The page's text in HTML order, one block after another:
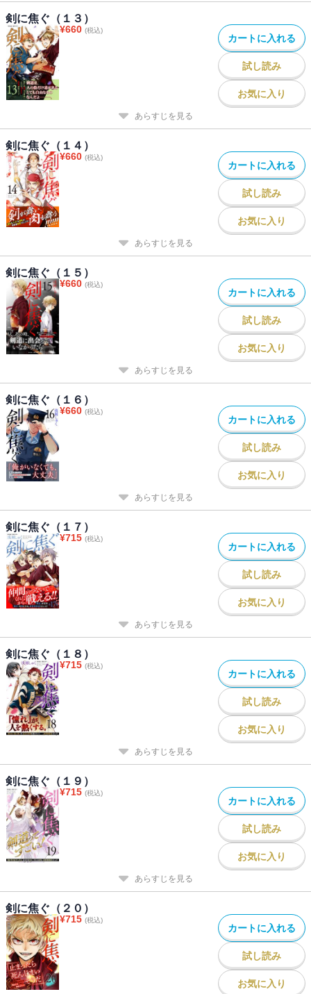
剣に焦ぐ（１３）
¥660 (税込)
カートに入れる
試し読み
お気に入り
あらすじを見る
剣に焦ぐ（１４）
¥660 (税込)
カートに入れる
試し読み
お気に入り
あらすじを見る
剣に焦ぐ（１５）
¥660 (税込)
カートに入れる
試し読み
お気に入り
あらすじを見る
剣に焦ぐ（１６）
¥660 (税込)
カートに入れる
試し読み
お気に入り
あらすじを見る
剣に焦ぐ（１７）
¥715 (税込)
カートに入れる
試し読み
お気に入り
あらすじを見る
剣に焦ぐ（１８）
¥715 (税込)
カートに入れる
試し読み
お気に入り
あらすじを見る
剣に焦ぐ（１９）
¥715 (税込)
カートに入れる
試し読み
お気に入り
あらすじを見る
剣に焦ぐ（２０）
¥715 (税込)
カートに入れる
試し読み
お気に入り